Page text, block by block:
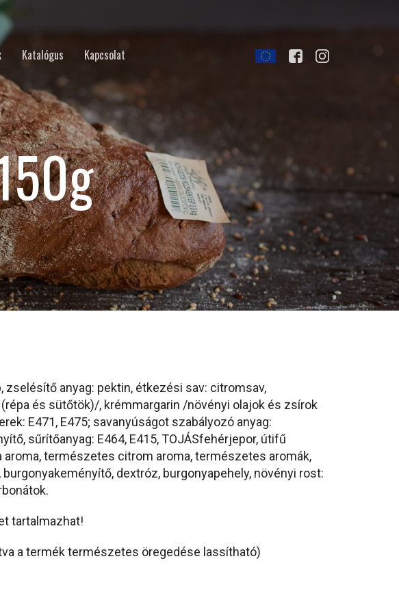
Katalógus Kapcsolat
anyag: pektin, étkezési sav: citromsav,
és sütőtök)/, krémmargarin /növényi olajok és zsírok
E471, E475; savanyúságot szabályozó anyag:
sűrítőanyag: E464, E415, TOJÁSfehérjepor, útifű
természetes citrom aroma, természetes aromák,
dextróz, burgonyapehely, növényi rost:
tartalmazhat!
a termék természetes öregedése lassítható)